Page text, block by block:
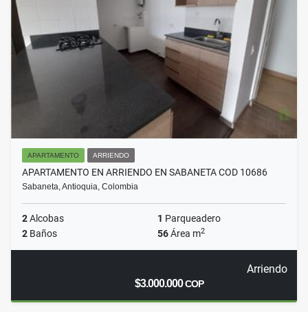
APARTAMENTO ARRIENDO
APARTAMENTO EN ARRIENDO EN SABANETA COD 10686
Sabaneta, Antioquia, Colombia
2Alcobas 1 Parqueadero
2 Baños 56Área m2
Arriendo
$3.000.000COP